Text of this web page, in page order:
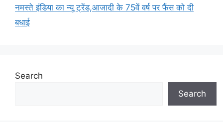
नमस्ते इंडिया का न्यू ट्रेंड,आजादी के 75वें वर्ष पर फैंस को दी
बधाई
Search
Search